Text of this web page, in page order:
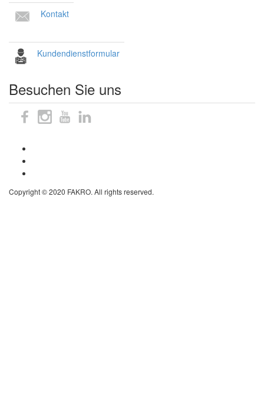
Kontakt
Kundendienstformular
Besuchen Sie uns
Copyright © 2020 FAKRO. All rights reserved.